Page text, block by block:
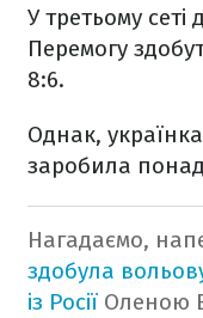
У третьому
Перемогу
8:6.
Однак, українка
заробила
Нагадаємо,
здобула
із Росії Оленою